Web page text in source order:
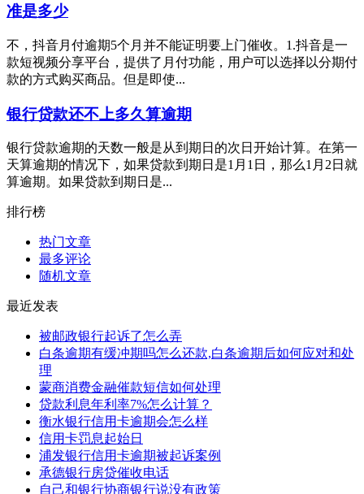
准是多少
不，抖音月付逾期5个月并不能证明要上门催收。1.抖音是一
款短视频分享平台，提供了月付功能，用户可以选择以分期付
款的方式购买商品。但是即使...
银行贷款还不上多久算逾期
银行贷款逾期的天数一般是从到期日的次日开始计算。在第一
天算逾期的情况下，如果贷款到期日是1月1日，那么1月2日就
算逾期。如果贷款到期日是...
排行榜
热门文章
最多评论
随机文章
最近发表
被邮政银行起诉了怎么弄
白条逾期有缓冲期吗怎么还款,白条逾期后如何应对和处
理
蒙商消费金融催款短信如何处理
贷款利息年利率7%怎么计算？
衡水银行信用卡逾期会怎么样
信用卡罚息起始日
浦发银行信用卡逾期被起诉案例
承德银行房贷催收电话
自己和银行协商银行说没有政策